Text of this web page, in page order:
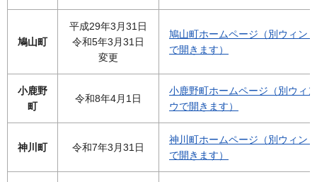
鳩山町
平成29年3月31日
令和5年3月31日
変更
鳩山町ホームページ（別ウィン
で開きます）
小鹿野
町
令和8年4月1日
小鹿野町ホームページ（別ウィ
ウで開きます）
神川町 令和7年3月31日
神川町ホームページ（別ウィン
で開きます）